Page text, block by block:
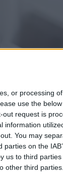
or processing
use the
request is
information
You may
on the
us to third
other third parties.